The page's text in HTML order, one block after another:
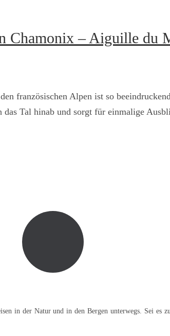
Chamonix – Aiguille du
französischen Alpen ist so
Tal hinab und sorgt für einmalige
in der Natur und in den Bergen unterwegs. Sei es